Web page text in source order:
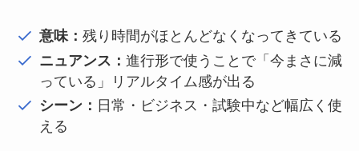
意味：残り時間がほとんどなくなってきている
ニュアンス：進行形で使うことで「今まさに減
っている」リアルタイム感が出る
シーン： 日常・ビジネス・試験中など幅広く使
える